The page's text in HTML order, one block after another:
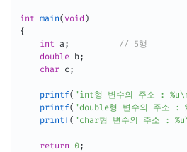
int main( void )
{
int a ;
// 5행
double b;
char c ;
printf( "int형 변수의 주소 :
printf( "double형 변수의 주소 :
printf( "char형 변수의 주소 :
return 0;